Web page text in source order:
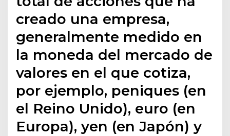
creado una empresa,
generalmente medido en
la moneda del mercado de
valores en el que cotiza,
por ejemplo, peniques (en
el Reino Unido), euro (en
Europa), yen (en Japón) y